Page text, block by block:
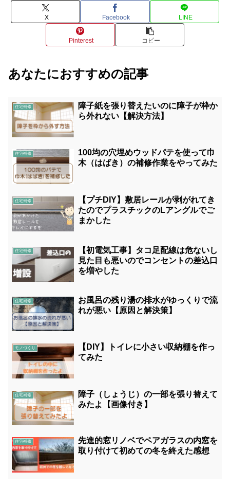
X Facebook LINE
Pinterest コピー
あなたにおすすめの記事
住宅補修
障子紙を張り替えたいのに障子が枠か
ら外れない【解決方法】
住宅補修
100均の穴埋めウッドパテを使って巾
木（はばき）の補修作業をやってみた
住宅補修
【プチDIY】敷居レールが剥がれてき
たのでプラスチックのLアングルでご
まかした
住宅補修
【初電気工事】タコ足配線は危ないし
見た目も悪いのでコンセントの差込口
を増やした
住宅補修
お風呂の残り湯の排水がゆっくりで流
れが悪い【原因と解決策】
モノづくり
【DIY】トイレに小さい収納棚を作っ
てみた
住宅補修
障子（しょうじ）の一部を張り替えて
みたよ【画像付き】
住宅補修
先進的窓リノベでペアガラスの内窓を
取り付けて初めての冬を終えた感想